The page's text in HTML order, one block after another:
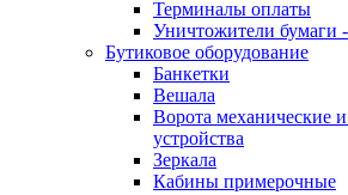
Терминалы оплаты
Уничтожители бумаги
Бутиковое оборудование
Банкетки
Вешала
Ворота механические
устройства
Зеркала
Кабины примерочные